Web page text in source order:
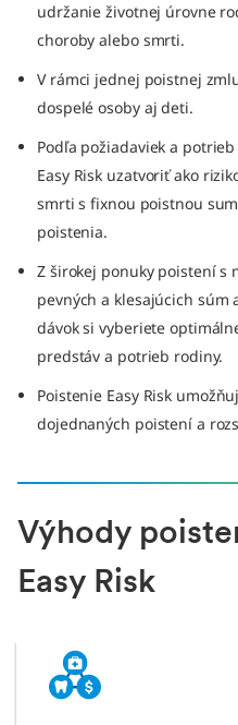
udržanie životnej úrovne
choroby alebo smrti.
V rámci jednej poistnej
dospelé osoby aj deti.
Podľa požiadaviek a
Easy Risk uzatvoriť ako
smrti s fixnou poistnou
poistenia.
Z širokej ponuky poistení s
pevných a klesajúcich súm
dávok si vyberiete
predstáv a potrieb rodiny.
Poistenie Easy Risk
dojednaných poistení a
Výhody
Easy Risk